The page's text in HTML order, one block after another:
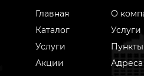
Главная
Каталог
Услуги
Акции
О